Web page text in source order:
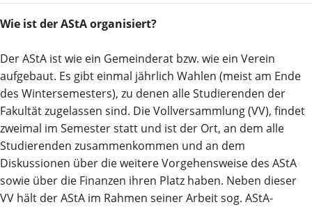
Wie ist der AStA organisiert?
Der AStA ist wie ein Gemeinderat bzw. wie ein Verein
aufgebaut. Es gibt einmal jährlich Wahlen (meist am Ende
des Wintersemesters), zu denen alle Studierenden der
Fakultät zugelassen sind. Die Vollversammlung (VV), findet
zweimal im Semester statt und ist der Ort, an dem alle
Studierenden zusammenkommen und an dem
Diskussionen über die weitere Vorgehensweise des AStA
sowie über die Finanzen ihren Platz haben. Neben dieser
VV hält der AStA im Rahmen seiner Arbeit sog. AStA-